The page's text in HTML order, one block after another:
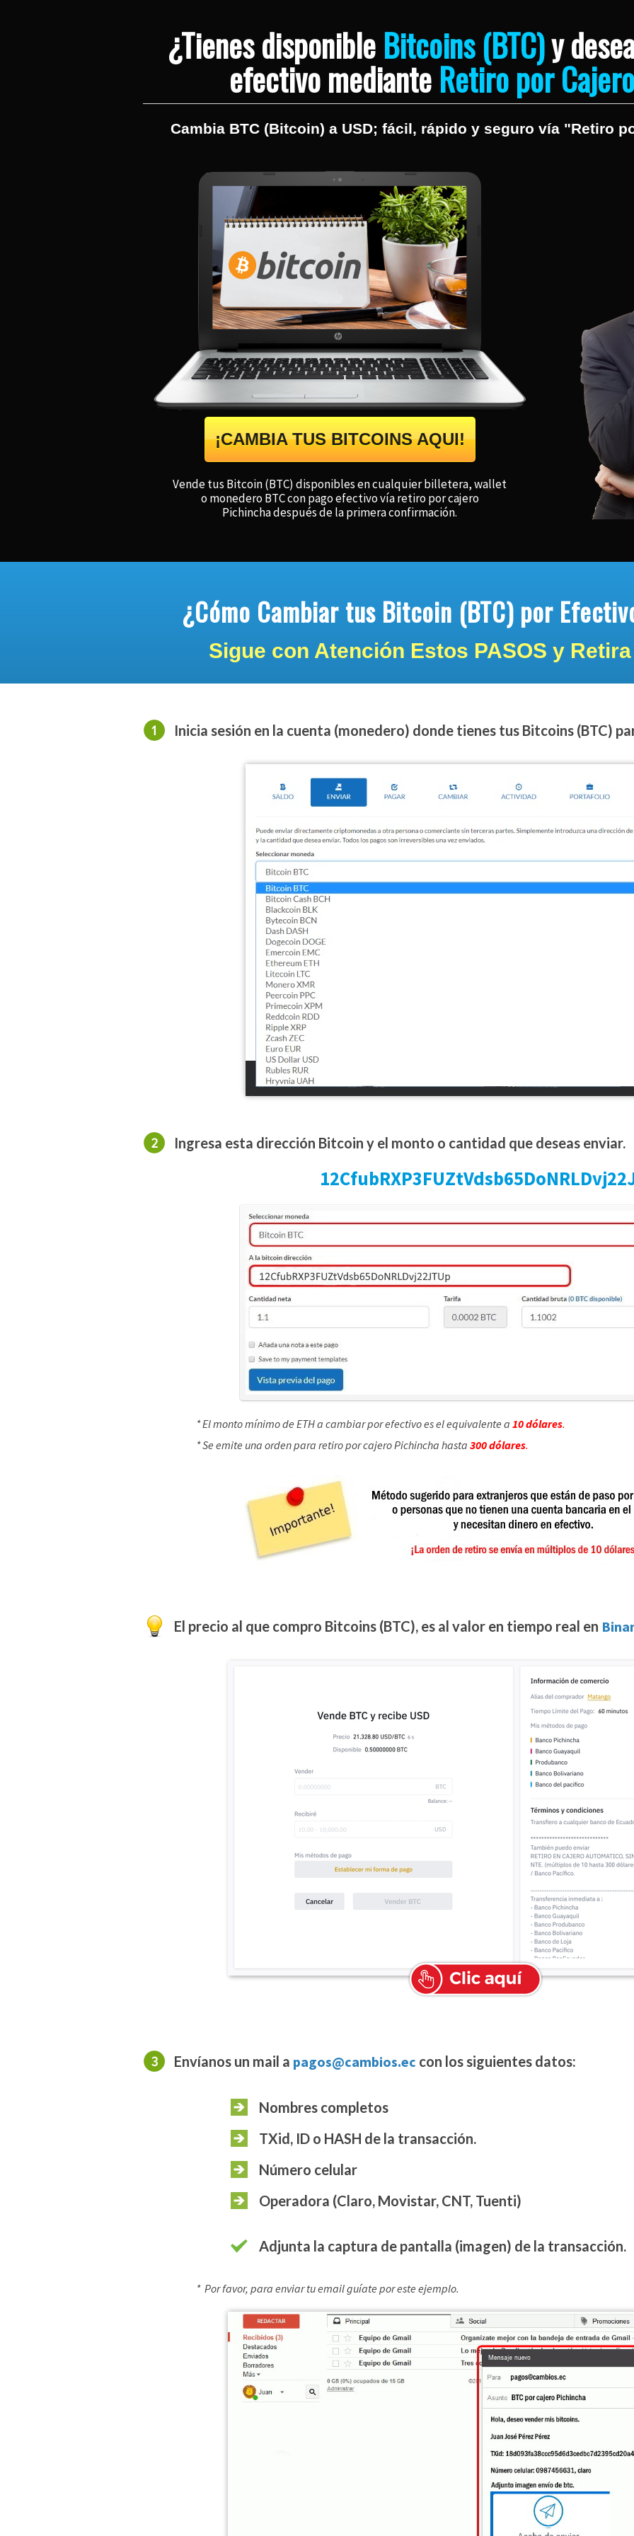
¿Tienes disponible Bitcoins (BTC)y
efectivo mediante Retiro por
Cambia BTC (Bitcoin) a USD; fácil, rápido y seguro vía "Retiro
¡CAMBIA TUS BITCOINS AQUI!
Vende tus Bitcoin (BTC) disponibles en cualquier billetera, wallet
o monedero BTC con pago efectivo vía retiro por cajero
Pichincha después de la primera confirmación.
¿Cómo Cambiar tus Bitcoin (BTC) por
Sigue con Atención Estos PASOS y
Inicia sesión en la cuenta (monedero) donde tienes tus Bitcoins (BTC)
Ingresa esta dirección Bitcoin y el monto o cantidad que deseas enviar.
* El monto mínimo de ETH a cambiar por efectivo es el equivalente a 10 dólares.
* Se emite una orden para retiro por cajero Pichincha hasta 300 dólares.
El precio al que compro Bitcoins (BTC), es al valor en tiempo real en
Envíanos un mail a pagos@cambios.ec con los siguientes datos:
Nombres completos
TXid, ID o HASH de la transacción.
Número celular
Operadora (Claro, Movistar, CNT, Tuenti)
Adjunta la captura de pantalla (imagen) de la transacción.
* Por favor, para enviar tu email guíate por este ejemplo.